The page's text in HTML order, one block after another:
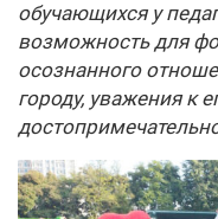
обучающихся у
возможность для
осознанного
городу, уважения к